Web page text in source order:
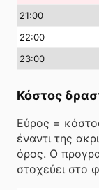
21:00
22:00
23:00
Κόστος
Εύρος =
έναντι της
όρος. Ο
στοχεύει στο